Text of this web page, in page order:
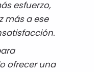
esfuerzo,
más a ese
ofrecer una